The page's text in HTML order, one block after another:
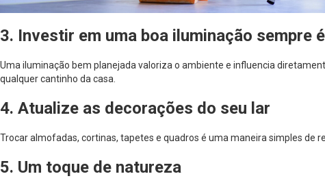
3. Investir em uma boa iluminação sempre
Uma iluminação bem planejada valoriza o ambiente e influencia
qualquer cantinho da casa.
4. Atualize as decorações do seu lar
Trocar almofadas, cortinas, tapetes e quadros é uma maneira simples de
5. Um toque de natureza